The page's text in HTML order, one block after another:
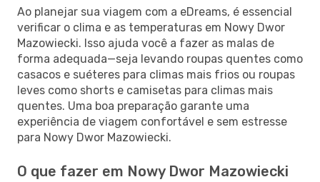
Ao planejar sua viagem com a eDreams, é essencial
verificar o clima e as temperaturas em Nowy Dwor
Mazowiecki. Isso ajuda você a fazer as malas de
forma adequada—seja levando roupas quentes como
casacos e suéteres para climas mais frios ou roupas
leves como shorts e camisetas para climas mais
quentes. Uma boa preparação garante uma
experiência de viagem confortável e sem estresse
para Nowy Dwor Mazowiecki.
O que fazer em Nowy Dwor Mazowiecki